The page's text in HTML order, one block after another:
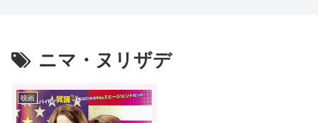
ニマ・ヌリザデ
映画